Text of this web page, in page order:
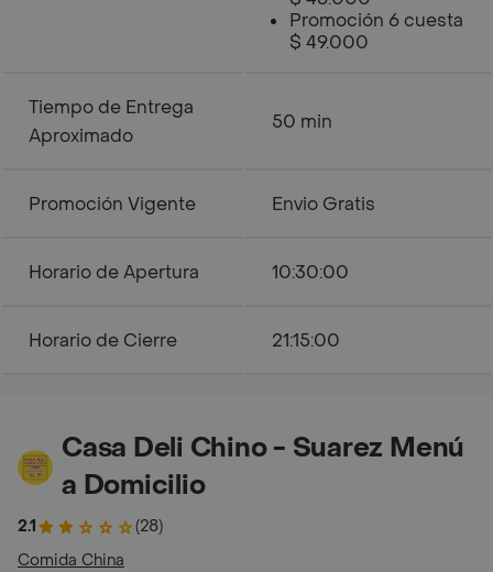
Promoción 6 cuesta
$ 49.000
Tiempo de Entrega
Aproximado
50 min
Promoción Vigente Envio Gratis
Horario de Apertura 10:30:00
Horario de Cierre 21:15:00
Casa Deli Chino - Suarez Menú
a Domicilio
2.1
(28)
Comida China